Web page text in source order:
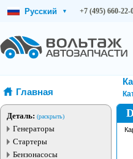
Русский ▾ +7 (495) 660-22-
Главная
Деталь: (раскрыть)
Генераторы
Стартеры
Бензонасосы